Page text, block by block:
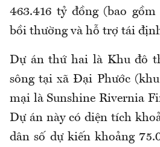
463.416 tỷ đồng (bao
bồi thường và hỗ trợ tái
Dự án thứ hai là Khu đô
sông tại xã Đại Phước
mại là Sunshine Rivernia
Dự án này có diện tích
dân số dự kiến khoảng